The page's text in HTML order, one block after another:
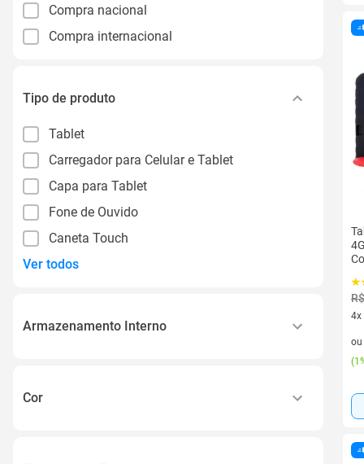
Compra nacional
Compra internacional
Tipo de produto
Tablet
Carregador para Celular e Tablet
Capa para Tablet
Fone de Ouvido
Caneta Touch
Ver todos
Armazenamento Interno
Cor
4x
4
ou
(